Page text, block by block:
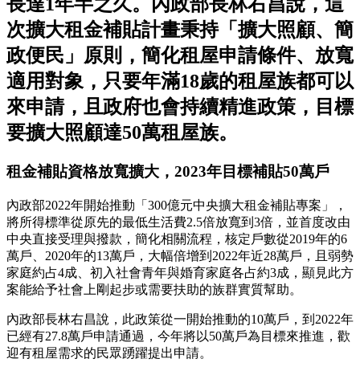
長達1年半之久。內政部長林右昌說，這
次擴大租金補貼計畫秉持「擴大照顧、簡
政便民」原則，簡化租屋申請條件、放寬
適用對象，只要年滿18歲的租屋族都可以
來申請，且政府也會持續精進政策，目標
要擴大照顧達50萬租屋族。
租金補貼資格放寬擴大，2023年目標補貼50萬戶
內政部2022年開始推動「300億元中央擴大租金補貼專案」，
將所得標準從原先的最低生活費2.5倍放寬到3倍，並首度改由
中央直接受理與撥款，簡化相關流程，核定戶數從2019年的6
萬戶、2020年的13萬戶，大幅倍增到2022年近28萬戶，且弱勢
家庭約占4成、初入社會青年與婚育家庭各占約3成，顯見此方
案能給予社會上剛起步或需要扶助的族群實質幫助。
內政部長林右昌說，此政策從一開始推動的10萬戶，到2022年
已經有27.8萬戶申請通過，今年將以50萬戶為目標來推進，歡
迎有租屋需求的民眾踴躍提出申請。